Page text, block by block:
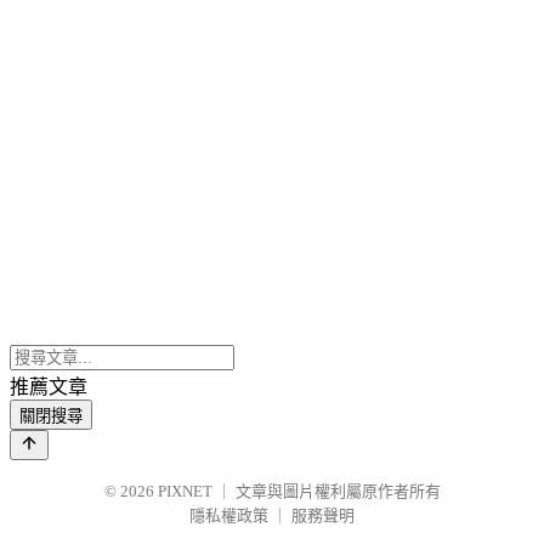
推薦文章
關閉搜尋
© 2026 PIXNET
文章與圖片權利屬原作者所有
隱私權政策
服務聲明